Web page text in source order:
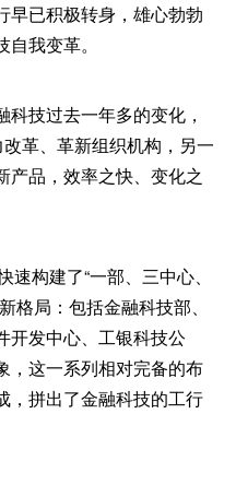
早已积极转身，雄心勃勃
我变革。
技过去一年多的变化，
革、革新组织机构，另一
产品，效率之快、变化之
构建了“一部、三中心、
格局：包括金融科技部、
开发中心、工银科技公
，这一系列相对完备的布
，拼出了金融科技的工行